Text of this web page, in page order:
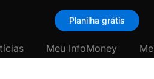
Planilha grátis
Meu InfoMoney